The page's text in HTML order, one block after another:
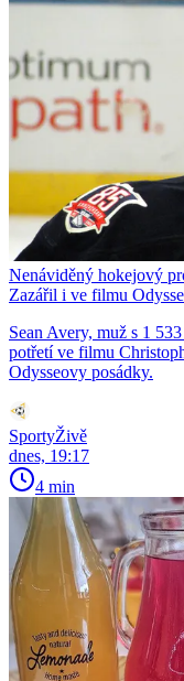
Nenáviděný hokejový
Zazářil i ve filmu
Sean Avery, muž s 1
potřetí ve filmu
Odysseovy posádky.
SportyŽivě
dnes, 19:17
4 min